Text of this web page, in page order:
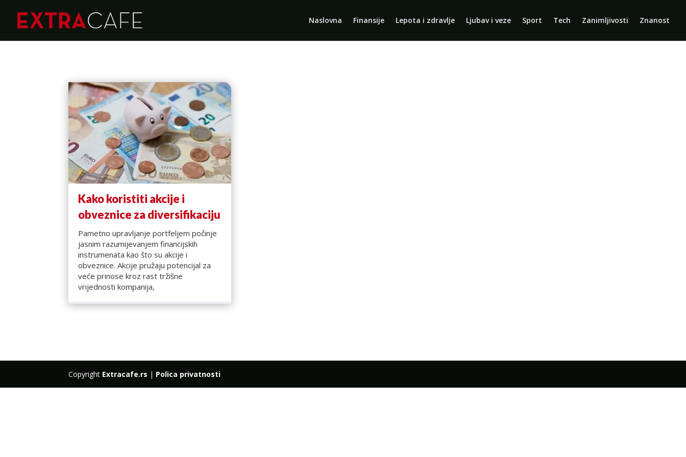
Naslovna Finansije Lepota i zdravlje Ljubav i veze Sport Tech Zanimljivosti Znanost
Kako koristiti akcije i
obveznice za diversifikaciju
Pametno upravljanje portfeljem počinje
jasnim razumijevanjem financijskih
instrumenata kao što su akcije i
obveznice. Akcije pružaju potencijal za
veće prinose kroz rast tržišne
vrijednosti kompanija,
Copyright Extracafe.rs | Polica privatnosti